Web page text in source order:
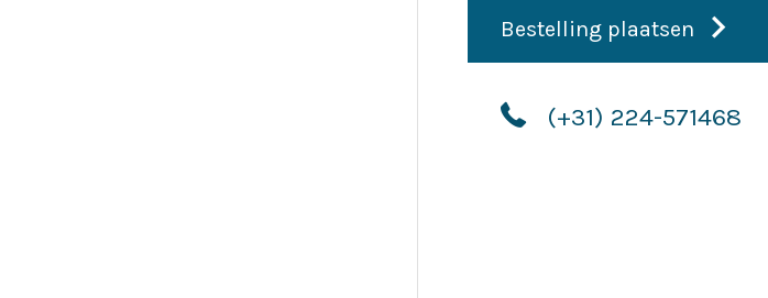
Bestelling plaatsen
(+31) 224-571468